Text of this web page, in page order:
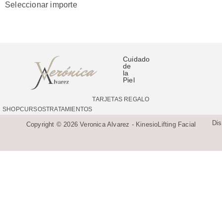
Seleccionar importe
Cuidado
de
la
Piel
SHOPCURSOSTRATAMIENTOS
TARJETAS REGALO
Copyright © 2026 Veronica Alvarez - KinesioLifting Facial